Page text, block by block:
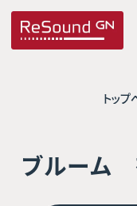
トッ
ブルーム